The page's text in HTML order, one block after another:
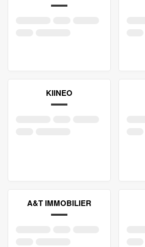
KIINEO
A&T IMMOBILIER